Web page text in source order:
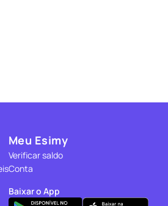
Meu Esimy
Verificar saldo
Conta
Baixar o App